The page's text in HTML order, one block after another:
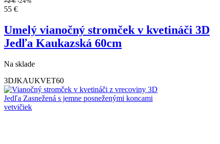
55 €
Umelý vianočný stromček v kvetináči 3D
Jedľa Kaukazská 60cm
Na sklade
3DJKAUKVET60